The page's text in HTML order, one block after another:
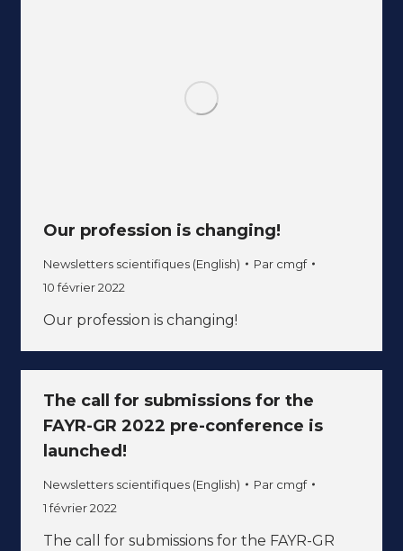
Our profession is changing!
Newsletters scientifiques (English) Par cmgf
10 février 2022
Our profession is changing!
The call for submissions for the
FAYR-GR 2022 pre-conference is
launched!
Newsletters scientifiques (English) Par cmgf
1 février 2022
The call for submissions for the FAYR-GR